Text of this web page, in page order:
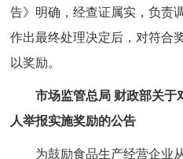
告》明确，经查证属实，负责
作出最终处理决定后，对符合
以奖励。
市场监管总局 财政部关于
人举报实施奖励的公告
为鼓励食品生产经营企业